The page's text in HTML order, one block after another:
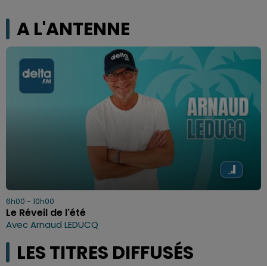
A L'ANTENNE
6h00 - 10h00
Le Réveil de l'été
Avec Arnaud LEDUCQ
LES TITRES DIFFUSÉS